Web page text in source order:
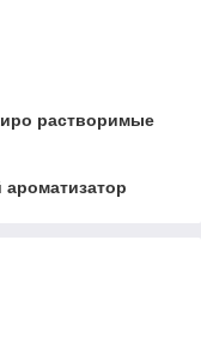
растворимые